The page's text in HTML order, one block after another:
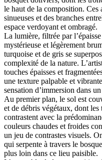
le haut de la composition. Ces
sinueuses et des branches
espace verdoyant et ombragé.
La lumière, filtrée par
mystérieuse et légèrement
turquoise et de gris se
complexité de la nature.
touches épaisses et
une texture palpable et
sensation d’immersion dans
Au premier plan, le sol est
et de débris végétaux, dont les
contrastent avec la
couleurs chaudes et froides
un jeu de contrastes visuels.
qui serpente à travers le
plus loin dans ce lieu paisible.